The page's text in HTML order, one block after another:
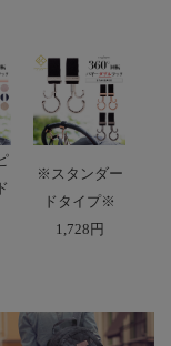
※スタンダー
ドタイプ※
1,728円